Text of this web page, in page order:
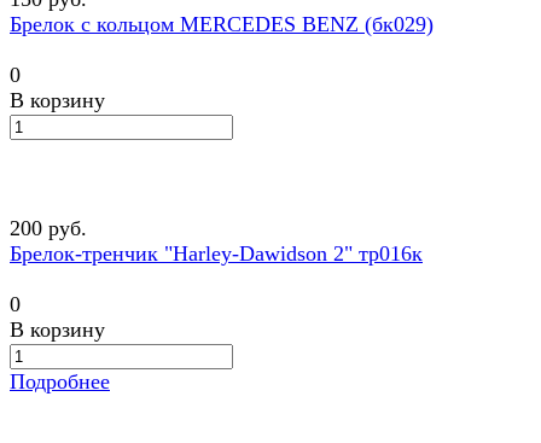
Брелок с кольцом MERCEDES BENZ (бк029)
0
В корзину
200 руб.
Брелок-тренчик "Harley-Dawidson 2" тр016к
0
В корзину
Подробнее